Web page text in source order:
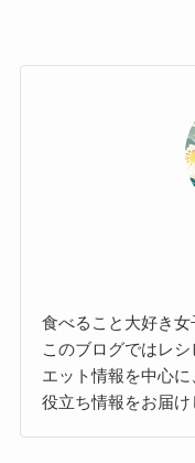
食べること大好き女
このブログではレ
エット情報を中心
役立ち情報をお届け